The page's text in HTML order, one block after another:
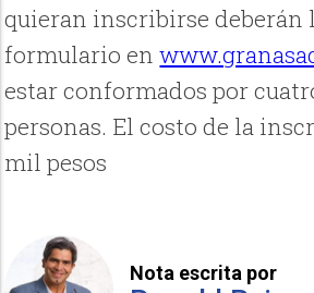
quieran inscribirse deberán
formulario en
estar conformados por
personas. El costo de la
mil pesos
Nota escrita por